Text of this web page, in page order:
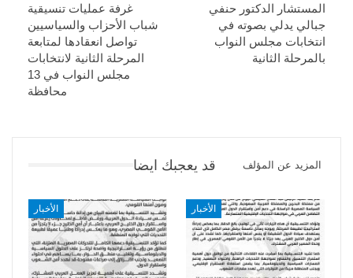
غرفة عمليات تنسيقية
شباب الأحزاب والسياسيين
تواصل انعقادها لمتابعة
المرحلة الثانية لانتخابات
مجلس النواب في 13
محافظة
المستشار الدكتور حنفي
جبالي يدلي بصوته في
انتخابات مجلس النواب
بالمرحلة الثانية
قد يعجبك ايضا المزيد عن المؤلف
الأخبار الأخبار